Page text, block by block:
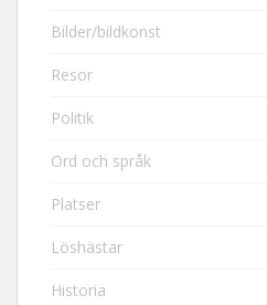
Bilder/bildkonst
Resor
Politik
Ord och språk
Platser
Löshästar
Historia